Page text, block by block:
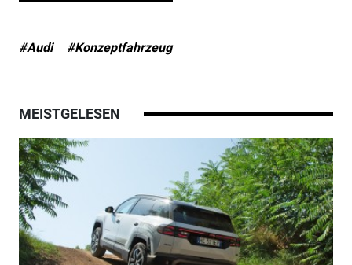
#Audi #Konzeptfahrzeug
MEISTGELESEN